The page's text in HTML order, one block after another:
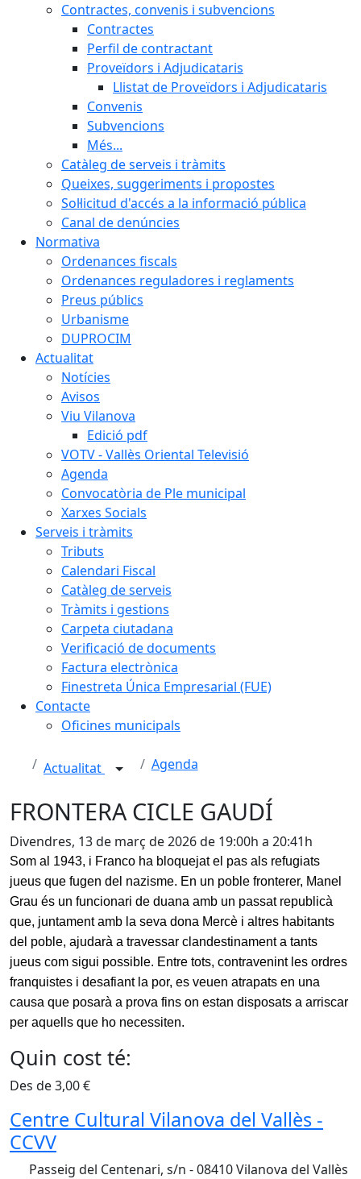
Contractes, convenis i subvencions
Contractes
Perfil de contractant
Proveïdors i Adjudicataris
Llistat de Proveïdors i Adjudicataris
Convenis
Subvencions
Més...
Catàleg de serveis i tràmits
Queixes, suggeriments i propostes
Sol·licitud d'accés a la informació pública
Canal de denúncies
Normativa
Ordenances fiscals
Ordenances reguladores i reglaments
Preus públics
Urbanisme
DUPROCIM
Actualitat
Notícies
Avisos
Viu Vilanova
Edició pdf
VOTV - Vallès Oriental Televisió
Agenda
Convocatòria de Ple municipal
Xarxes Socials
Serveis i tràmits
Tributs
Calendari Fiscal
Catàleg de serveis
Tràmits i gestions
Carpeta ciutadana
Verificació de documents
Factura electrònica
Finestreta Única Empresarial (FUE)
Contacte
Oficines municipals
Actualitat Agenda
FRONTERA CICLE GAUDÍ
Divendres, 13 de març de 2026 de 19:00h a 20:41h
Som al 1943, i Franco ha bloquejat el pas als refugiats
jueus que fugen del nazisme. En un poble fronterer, Manel
Grau és un funcionari de duana amb un passat republicà
que, juntament amb la seva dona Mercè i altres habitants
del poble, ajudarà a travessar clandestinament a tants
jueus com sigui possible. Entre tots, contravenint les ordres
franquistes i desafiant la por, es veuen atrapats en una
causa que posarà a prova fins on estan disposats a arriscar
per aquells que ho necessiten.
Quin cost té:
Des de 3,00 €
Centre Cultural Vilanova del Vallès -
CCVV
Passeig del Centenari, s/n - 08410 Vilanova del Vallès